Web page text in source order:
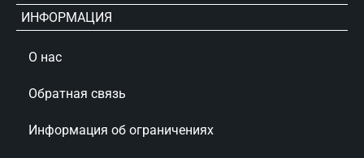
ИНФОРМАЦИЯ
О нас
Обратная связь
Информация об ограничениях